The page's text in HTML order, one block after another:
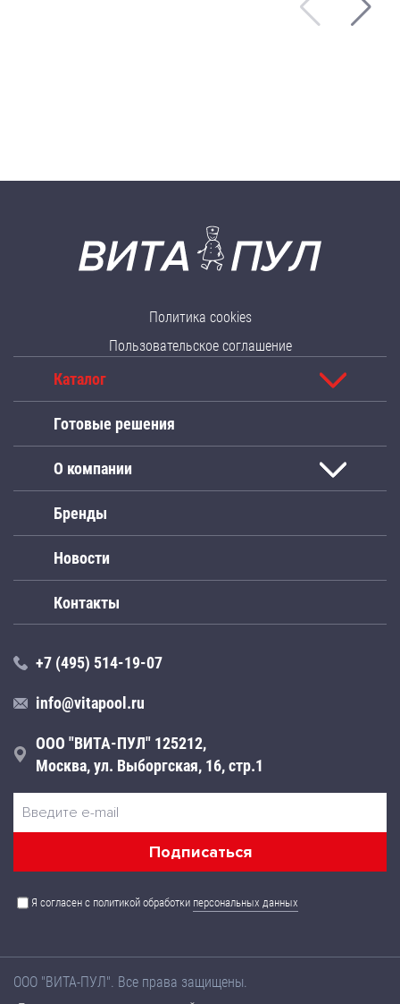
Политика cookies
Пользовательское соглашение
Каталог
Готовые решения
О компании
Бренды
Новости
Контакты
+7 (495) 514-19-07
info@vitapool.ru
ООО "ВИТА-ПУЛ" 125212,
Москва, ул. Выборгская, 16, стр.1
Я согласен с политикой обработки персональных данных
ООО "ВИТА-ПУЛ". Все права защищены.